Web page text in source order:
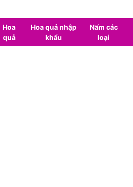
Hoa
quả
Hoa quả nhập
khẩu
Nấm các
loại